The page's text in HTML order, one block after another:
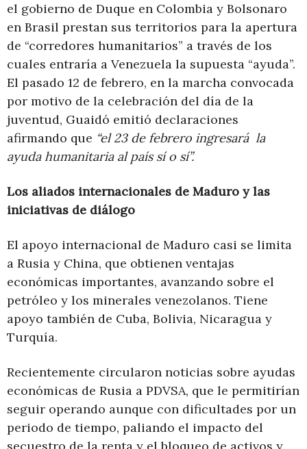
el gobierno de Duque en Colombia y Bolsonaro
en Brasil prestan sus territorios para la apertura
de “corredores humanitarios” a través de los
cuales entraría a Venezuela la supuesta “ayuda”.
El pasado 12 de febrero, en la marcha convocada
por motivo de la celebración del día de la
juventud, Guaidó emitió declaraciones
afirmando que “el 23 de febrero ingresará la
ayuda humanitaria al país sí o sí”.
Los aliados internacionales de Maduro y las
iniciativas de diálogo
El apoyo internacional de Maduro casi se limita
a Rusia y China, que obtienen ventajas
económicas importantes, avanzando sobre el
petróleo y los minerales venezolanos. Tiene
apoyo también de Cuba, Bolivia, Nicaragua y
Turquía.
Recientemente circularon noticias sobre ayudas
económicas de Rusia a PDVSA, que le permitirían
seguir operando aunque con dificultades por un
periodo de tiempo, paliando el impacto del